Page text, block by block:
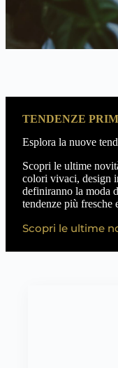
TENDENZE
Esplora la nuove
Scopri le ultime
colori vivaci, design
definiranno la moda
tendenze più fresche
Scopri le ultime